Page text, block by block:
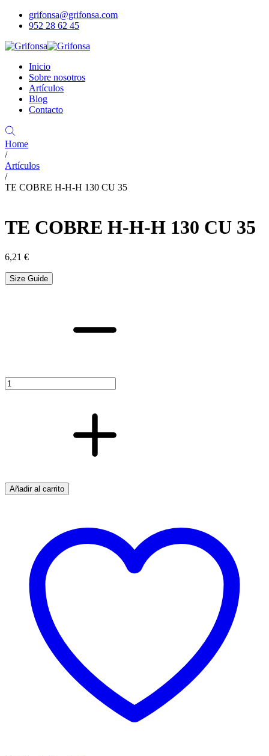
grifonsa@grifonsa.com
952 28 62 45
Inicio
Sobre nosotros
Artículos
Blog
Contacto
Home
/
Artículos
/
TE COBRE H-H-H 130 CU 35
TE COBRE H-H-H 130 CU 35
6,21 €
Size Guide
Añadir al carrito